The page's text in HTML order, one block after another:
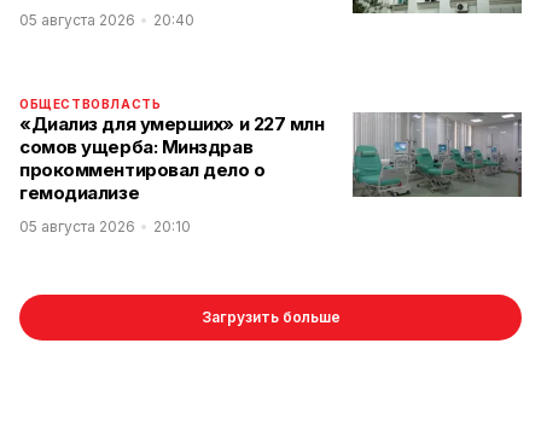
05 августа 2026 20:40
ОБЩЕСТВО ВЛАСТЬ
«Диализ для умерших» и 227 млн
сомов ущерба: Минздрав
прокомментировал дело о
гемодиализе
05 августа 2026 20:10
Загрузить больше